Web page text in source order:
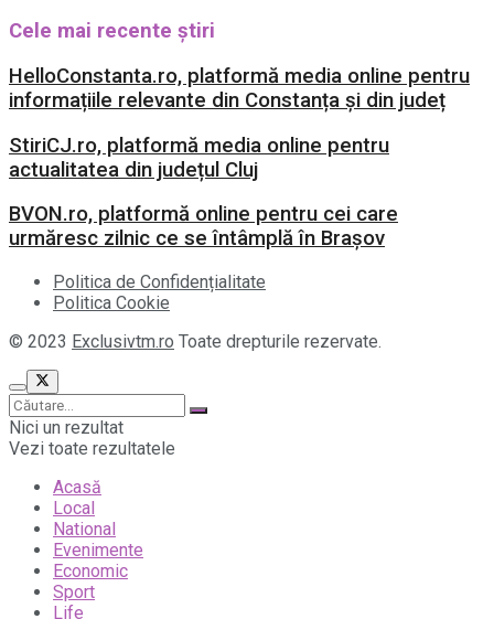
Cele mai recente știri
HelloConstanta.ro, platformă media online pentru
informațiile relevante din Constanța și din județ
StiriCJ.ro, platformă media online pentru
actualitatea din județul Cluj
BVON.ro, platformă online pentru cei care
urmăresc zilnic ce se întâmplă în Brașov
Politica de Confidențialitate
Politica Cookie
© 2023 Exclusivtm.ro Toate drepturile rezervate.
Nici un rezultat
Vezi toate rezultatele
Acasă
Local
National
Evenimente
Economic
Sport
Life